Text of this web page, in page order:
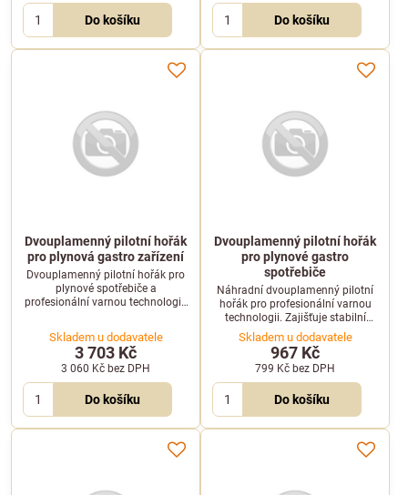
Do košíku Do košíku
Dvouplamenný pilotní hořák
pro plynová gastro zařízení
Dvouplamenný pilotní hořák pro
plynové spotřebiče a
profesionální varnou technologii.
Skladem u dodavatele
3 703 Kč
3 060 Kč bez DPH
Do košíku
Dvouplamenný pilotní hořák
pro plynové gastro
spotřebiče
Náhradní dvouplamenný pilotní
hořák pro profesionální varnou
technologii. Zajišťuje stabilní
zapálení a bezpečný provoz
plynových gastro zařízení.
Skladem u dodavatele
967 Kč
799 Kč bez DPH
Do košíku